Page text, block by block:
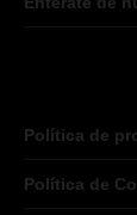
Política de
Política de